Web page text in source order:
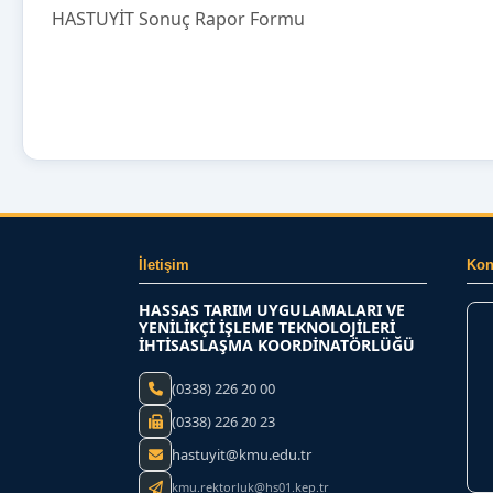
HASTUYİT Sonuç Rapor Formu
İletişim
HASSAS TARIM UYGULAMALARI VE
YENİLİKÇİ İŞLEME TEKNOLOJİLERİ
İHTİSASLAŞMA KOORDİNATÖRLÜĞÜ
(0338) 226 20 00
(0338) 226 20 23
hastuyit@kmu.edu.tr
kmu.rektorluk@hs01.kep.tr